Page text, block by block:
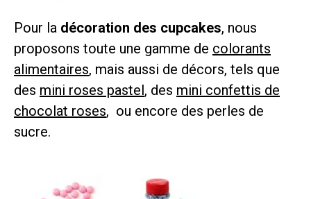
Pour la décoration des cupcakes, nous
proposons toute une gamme de colorants
alimentaires, mais aussi de décors, tels que
des mini roses pastel, des mini confettis de
chocolat roses, ou encore des perles de
sucre.